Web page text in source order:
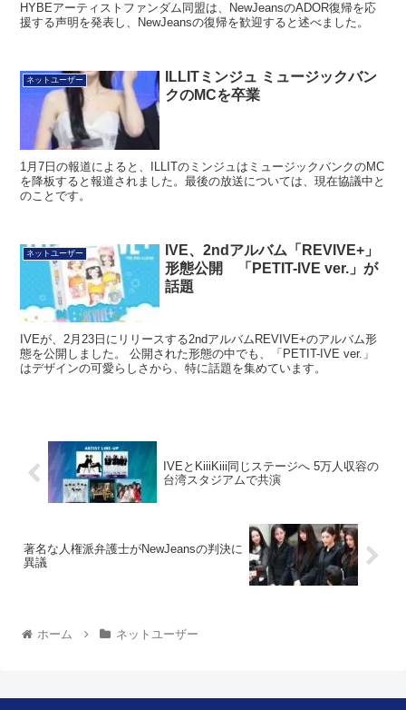
HYBEアーティストファンダム同盟は、NewJeansのADOR復帰を応
援する声明を発表し、NewJeansの復帰を歓迎すると述べました。
ネットユーザー
ILLITミンジュ ミュージックバン
クのMCを卒業
1月7日の報道によると、ILLITのミンジュはミュージックバンクのMC
を降板すると報道されました。最後の放送については、現在協議中と
のことです。
ネットユーザー
IVE、2ndアルバム「REVIVE+」
形態公開 「PETIT-IVE ver.」が
話題
IVEが、2月23日にリリースする2ndアルバムREVIVE+のアルバム形
態を公開しました。 公開された形態の中でも、「PETIT-IVE ver.」
はデザインの可愛らしさから、特に話題を集めています。
IVEとKiiiKiii同じステージへ 5万人収容の
台湾スタジアムで共演
著名な人権派弁護士がNewJeansの判決に
異議
ホーム ネットユーザー